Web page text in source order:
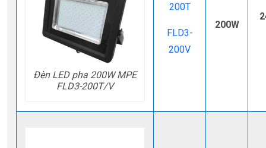
Đèn LED pha 200W MPE
FLD3-200T/V
200T
FLD3-
200V
200W